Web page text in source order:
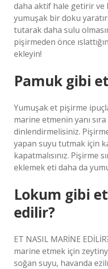
daha aktif hale getirir ve
yumuşak bir doku
tutarak daha sulu
pişirmeden önce
ekleyin!
Pamuk gibi
Yumuşak et pişirme
marine etmenin yanı
dinlendirmelisiniz.
yapan suyu tutmak için
kapatmalısınız. Pişirme
eklemek eti daha da
Lokum gibi
edilir?
ET NASIL MARİNE
marine etmek için
soğan suyu, havanda